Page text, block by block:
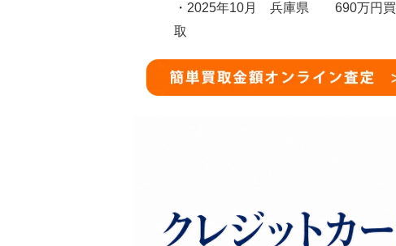
・2025年10月 兵庫県 690万円買
取